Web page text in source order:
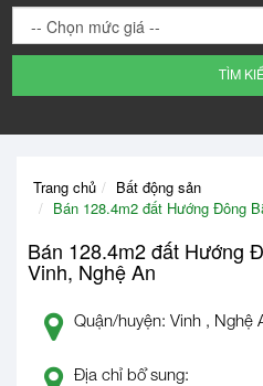
TÌM
Trang chủ
Bất động sản
Bán 128.4m2 đất Hướng Đông
Bán 128.4m2 đất Hướng
Vinh, Nghệ An
Quận/huyện: Vinh , Nghệ
Địa chỉ bổ sung: